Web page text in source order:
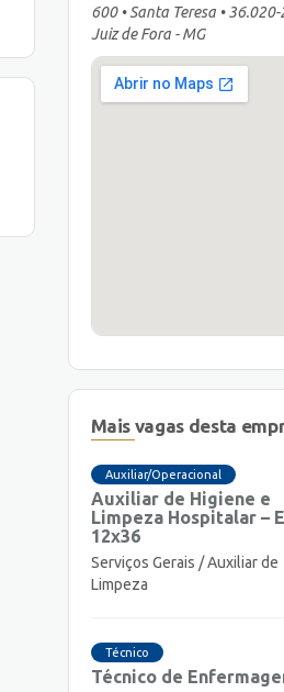
600 • Santa Teresa • 36.020-
Juiz de Fora - MG
Mais vagas desta
Auxiliar/Operacional
Auxiliar de Higiene e
Limpeza Hospitalar –
12x36
Serviços Gerais / Auxiliar de
Limpeza
Técnico
Técnico de